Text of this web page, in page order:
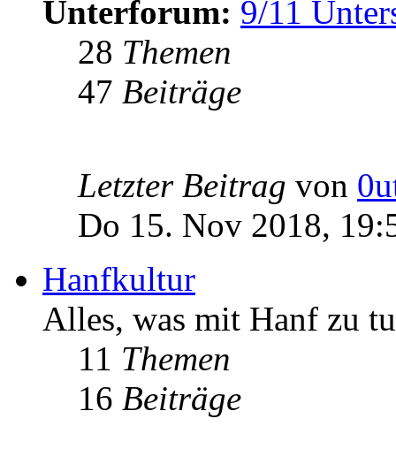
Unterforum: 9/11
28 Themen
47 Beiträge
Letzter Beitrag von
Do 15. Nov 2018,
Hanfkultur
Alles, was mit Hanf zu
11 Themen
16 Beiträge